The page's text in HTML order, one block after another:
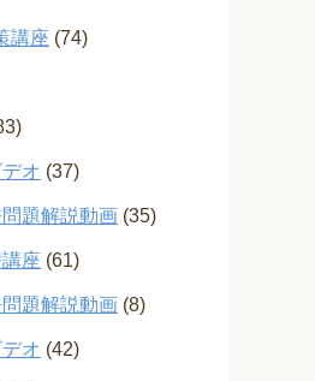
講座 (74)
オ (37)
題解説動画 (35)
座 (61)
題解説動画 (8)
オ (42)